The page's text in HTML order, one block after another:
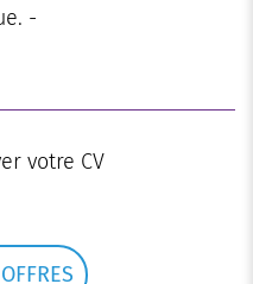
-
votre CV